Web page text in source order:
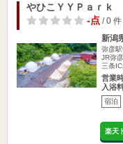
やひこＹＹＰａｒｋ
-点/ 0 件
新潟
弥彦
JR弥
三条
営業
入浴
宿泊
楽天